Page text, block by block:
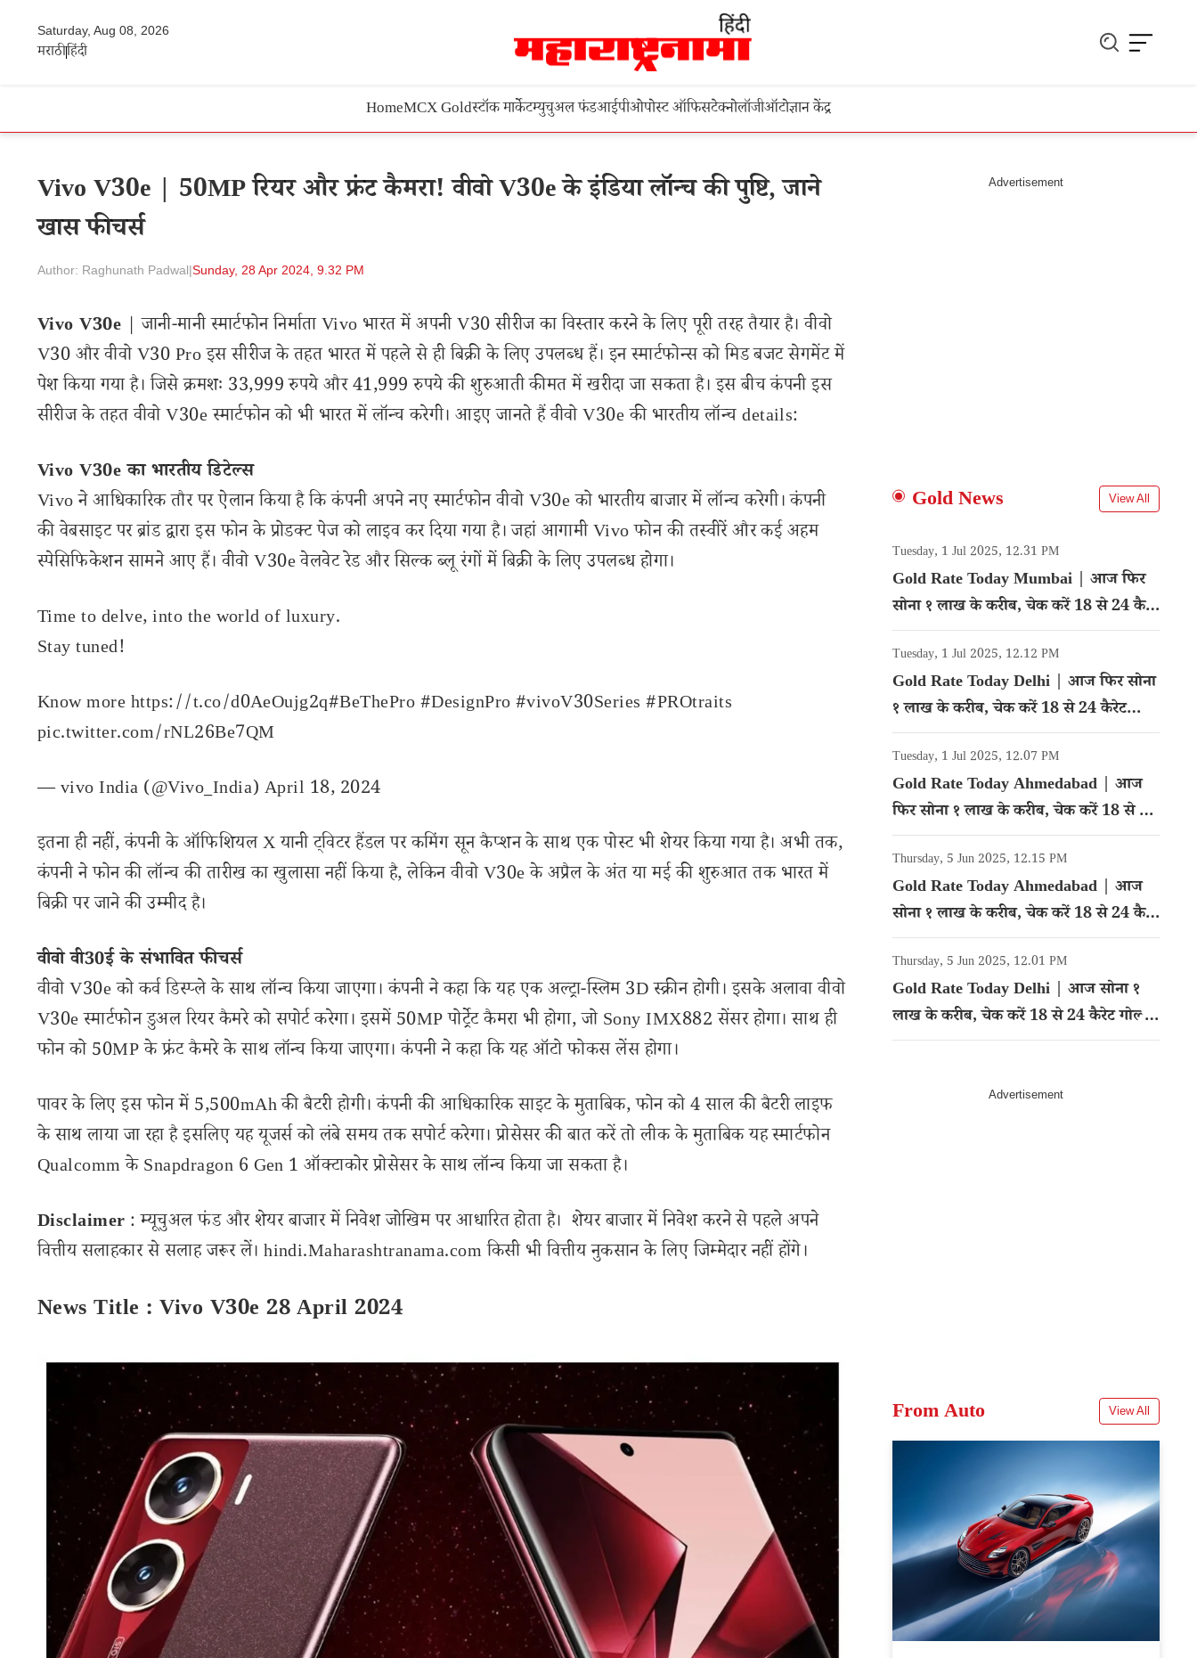
Saturday, Aug 08, 2026
मराठीहिंदी
HomeMCX Goldस्टॉक मार्केटम्युचुअल फंडआईपीओपोस्ट ऑफिसटेक्नोलॉजीऑटोज्ञान केंद्र
Vivo V30e | 50MP रियर और फ्रंट कैमरा! वीवो V30e के इंडिया लॉन्च की पुष्टि, जाने
खास फीचर्स
Author: Raghunath Padwal|Sunday, 28 Apr 2024, 9.32 PM
Vivo V30e | जानी-मानी स्मार्टफोन निर्माता Vivo भारत में अपनी V30 सीरीज का विस्तार करने के लिए पूरी तरह तैयार है। वीवो
V30 और वीवो V30 Pro इस सीरीज के तहत भारत में पहले से ही बिक्री के लिए उपलब्ध हैं। इन स्मार्टफोन्स को मिड बजट सेगमेंट में
पेश किया गया है। जिसे क्रमशः 33,999 रुपये और 41,999 रुपये की शुरुआती कीमत में खरीदा जा सकता है। इस बीच कंपनी इस
सीरीज के तहत वीवो V30e स्मार्टफोन को भी भारत में लॉन्च करेगी। आइए जानते हैं वीवो V30e की भारतीय लॉन्च details:
Vivo V30e का भारतीय डिटेल्स
Vivo ने आधिकारिक तौर पर ऐलान किया है कि कंपनी अपने नए स्मार्टफोन वीवो V30e को भारतीय बाजार में लॉन्च करेगी। कंपनी
की वेबसाइट पर ब्रांड द्वारा इस फोन के प्रोडक्ट पेज को लाइव कर दिया गया है। जहां आगामी Vivo फोन की तस्वीरें और कई अहम
स्पेसिफिकेशन सामने आए हैं। वीवो V30e वेलवेट रेड और सिल्क ब्लू रंगों में बिक्री के लिए उपलब्ध होगा।
Time to delve, into the world of luxury.
Stay tuned!
Know morehttps://t.co/d0AeOujg2q#BeThePro#DesignPro#vivoV30Series #PROtraits
pic.twitter.com/rNL26Be7QM
— vivo India (@Vivo_India) April 18, 2024
इतना ही नहीं, कंपनी के ऑफिशियल X यानी ट्विटर हैंडल पर कमिंग सून कैप्शन के साथ एक पोस्ट भी शेयर किया गया है। अभी तक,
कंपनी ने फोन की लॉन्च की तारीख का खुलासा नहीं किया है, लेकिन वीवो V30e के अप्रैल के अंत या मई की शुरुआत तक भारत में
बिक्री पर जाने की उम्मीद है।
वीवो वी30ई के संभावित फीचर्स
वीवो V30e को कर्व डिस्प्ले के साथ लॉन्च किया जाएगा। कंपनी ने कहा कि यह एक अल्ट्रा-स्लिम 3D स्क्रीन होगी। इसके अलावा वीवो
V30e स्मार्टफोन डुअल रियर कैमरे को सपोर्ट करेगा। इसमें 50MP पोर्ट्रेट कैमरा भी होगा, जो Sony IMX882 सेंसर होगा। साथ ही
फोन को 50MP के फ्रंट कैमरे के साथ लॉन्च किया जाएगा। कंपनी ने कहा कि यह ऑटो फोकस लेंस होगा।
पावर के लिए इस फोन में 5,500mAh की बैटरी होगी। कंपनी की आधिकारिक साइट के मुताबिक, फोन को 4 साल की बैटरी लाइफ
के साथ लाया जा रहा है इसलिए यह यूजर्स को लंबे समय तक सपोर्ट करेगा। प्रोसेसर की बात करें तो लीक के मुताबिक यह स्मार्टफोन
Qualcomm के Snapdragon 6 Gen 1 ऑक्टाकोर प्रोसेसर के साथ लॉन्च किया जा सकता है।
Disclaimer : म्यूचुअल फंड और शेयर बाजार में निवेश जोखिम पर आधारित होता है। शेयर बाजार में निवेश करने से पहले अपने
वित्तीय सलाहकार से सलाह जरूर लें। hindi.Maharashtranama.com किसी भी वित्तीय नुकसान के लिए जिम्मेदार नहीं होंगे।
News Title : Vivo V30e 28 April 2024
Gold News View All
Tuesday, 1 Jul 2025, 12.31 PM
Gold Rate Today Mumbai | आज फिर
सोना १ लाख के करीब, चेक करें 18 से 24 कैरेट
गोल्ड का रेट
Tuesday, 1 Jul 2025, 12.12 PM
Gold Rate Today Delhi | आज फिर सोना
१ लाख के करीब, चेक करें 18 से 24 कैरेट
गोल्ड का रेट
Tuesday, 1 Jul 2025, 12.07 PM
Gold Rate Today Ahmedabad | आज
फिर सोना १ लाख के करीब, चेक करें 18 से 24
कैरेट गोल्ड का रेट
Thursday, 5 Jun 2025, 12.15 PM
Gold Rate Today Ahmedabad | आज
सोना १ लाख के करीब, चेक करें 18 से 24 कैरेट
गोल्ड का रेट
Thursday, 5 Jun 2025, 12.01 PM
Gold Rate Today Delhi | आज सोना १
लाख के करीब, चेक करें 18 से 24 कैरेट गोल्ड
का रेट
From Auto View All